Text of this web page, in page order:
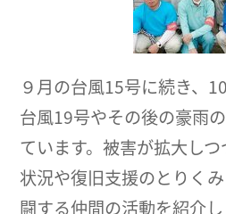
９月の台風15号に続き、
台風19号やその後の豪雨
ています。被害が拡大し
状況や復旧支援のとりく
闘する仲間の活動を紹介し